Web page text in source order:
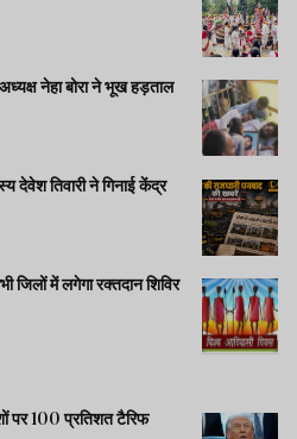
नेहा बोरा ने भूख हड़ताल
तिवारी ने गिनाई केंद्र
जिलों में लगेगा रक्तदान शिविर
पर 100 प्रतिशत टैरिफ